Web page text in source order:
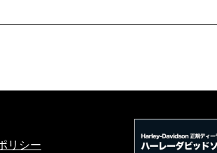
リシー